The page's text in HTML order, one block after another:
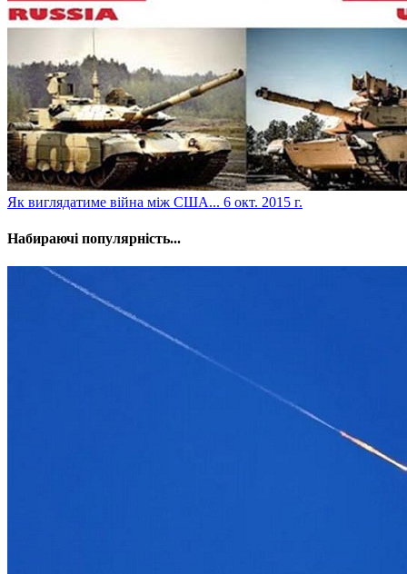
Як виглядатиме війна між США... 6 окт. 2015 г.
Набираючі популярність...